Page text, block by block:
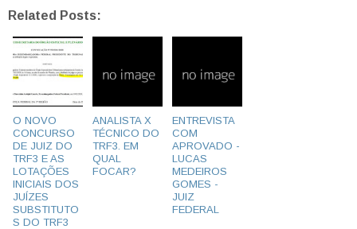
Related Posts:
O NOVO
CONCURSO
DE JUIZ DO
TRF3 E AS
LOTAÇÕES
INICIAIS DOS
JUÍZES
SUBSTITUTO
S DO TRF3
ANALISTA X
TÉCNICO DO
TRF3. EM
QUAL
FOCAR?
ENTREVISTA
COM
APROVADO -
LUCAS
MEDEIROS
GOMES -
JUIZ
FEDERAL